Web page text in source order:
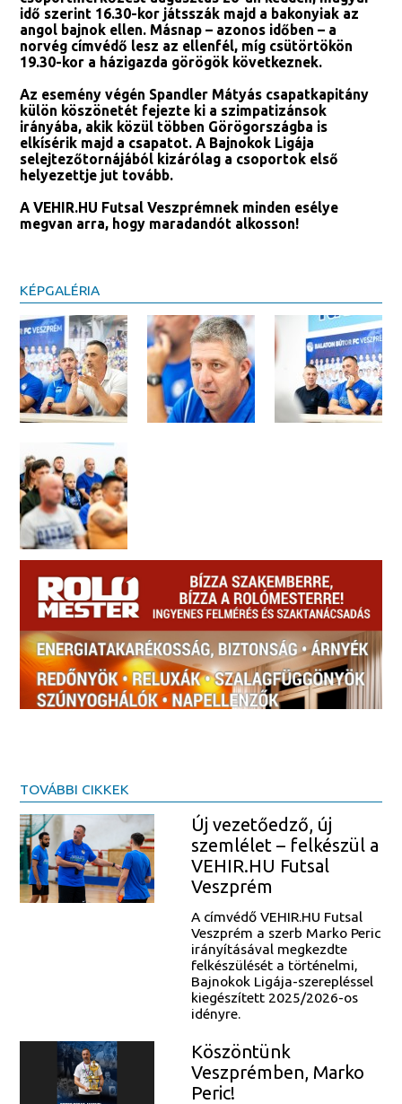
idő szerint 16.30-kor játsszák majd a bakonyiak az
angol bajnok ellen. Másnap – azonos időben – a
norvég címvédő lesz az ellenfél, míg csütörtökön
19.30-kor a házigazda görögök következnek.
Az esemény végén Spandler Mátyás csapatkapitány
külön köszönetét fejezte ki a szimpatizánsok
irányába, akik közül többen Görögországba is
elkísérik majd a csapatot. A Bajnokok Ligája
selejtezőtornájából kizárólag a csoportok első
helyezettje jut tovább.
A VEHIR.HU Futsal Veszprémnek minden esélye
megvan arra, hogy maradandót alkosson!
KÉPGALÉRIA
TOVÁBBI CIKKEK
Új vezetőedző, új
szemlélet – felkészül a
VEHIR.HU Futsal
Veszprém
A címvédő VEHIR.HU Futsal
Veszprém a szerb Marko Peric
irányításával megkezdte
felkészülését a történelmi,
Bajnokok Ligája-szerepléssel
kiegészített 2025/2026-os
idényre.
Köszöntünk
Veszprémben, Marko
Peric!